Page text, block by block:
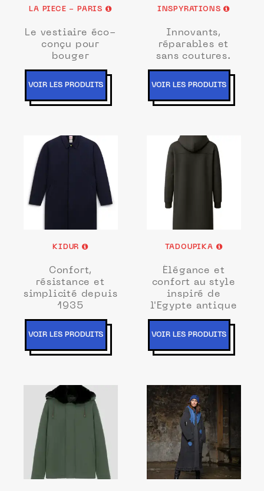
LA PIECE - PARIS
Le vestiaire éco-
conçu pour
bouger
VOIR LES PRODUITS
INSPYRATIONS
Innovants,
réparables et
sans coutures.
VOIR LES PRODUITS
KIDUR
Confort,
résistance et
simplicité depuis
1935
VOIR LES PRODUITS
TADOUPIKA
Élégance et
confort au style
inspiré de
l'Egypte antique
VOIR LES PRODUITS